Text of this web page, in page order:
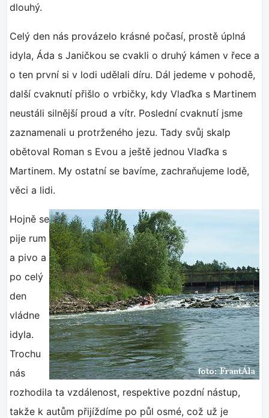
dlouhý.
Celý den nás provázelo krásné počasí, prostě úplná
idyla, Áda s Janičkou se cvakli o druhý kámen v řece a
o ten první si v lodi udělali díru. Dál jedeme v pohodě,
další cvaknutí přišlo o vrbičky, kdy Vlaďka s Martinem
neustáli silnější proud a vítr. Poslední cvaknutí jsme
zaznamenali u protrženého jezu. Tady svůj skalp
obětoval Roman s Evou a ještě jednou Vlaďka s
Martinem. My ostatní se bavíme, zachraňujeme lodě,
věci a lidi.
Hojně se
pije rum
a pivo a
po celý
den
vládne
idyla.
Trochu
nás
rozhodila ta vzdálenost, respektive pozdní nástup,
takže k autům přijíždíme po půl osmé, což už je